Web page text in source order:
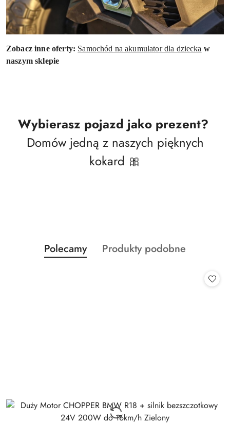
Zobacz inne oferty: Samochód na akumulator dla dziecka w
naszym sklepie
Wybierasz pojazd jako prezent?
Domów jedną z naszych pięknych
kokard 🎀
Pomiń karuzelę produktów
Produkty
o
Polecamy
Produkty
Produkty podobne